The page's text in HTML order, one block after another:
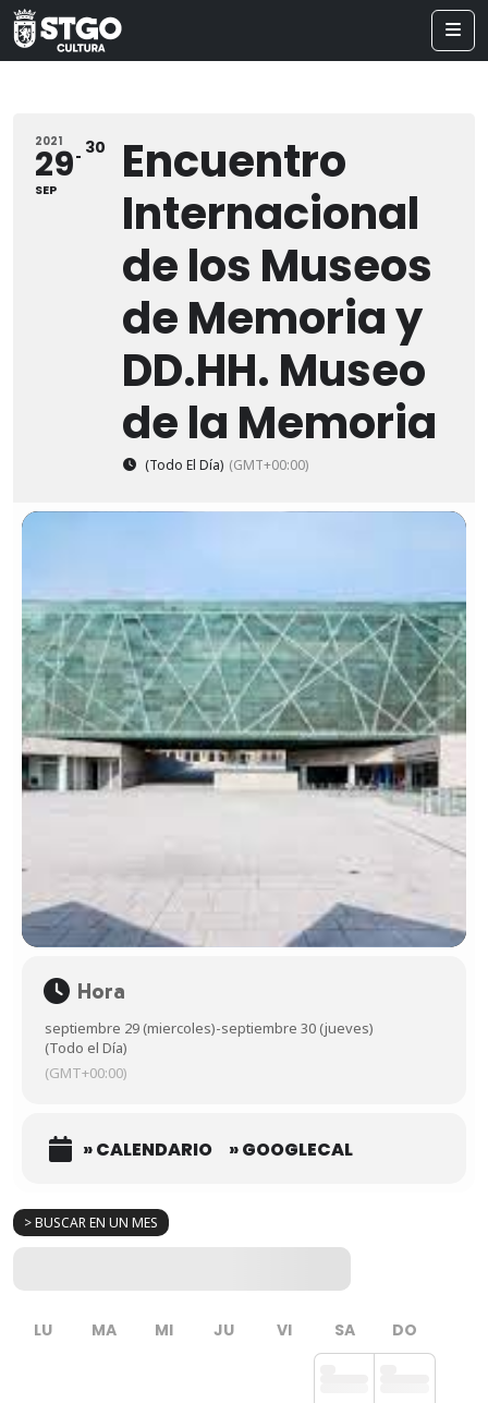
> BUSCAR EN UN MES
LU MA MI JU VI SA DO
2021
29
SEP
30
Encuentro
Internacional
de los Museos
de Memoria y
DD.HH. Museo
de la Memoria
(Todo El Día) (GMT+00:00)
Hora
septiembre 29 (miercoles)-septiembre 30 (jueves)
(Todo el Día)
(GMT+00:00)
» CALENDARIO » GOOGLECAL